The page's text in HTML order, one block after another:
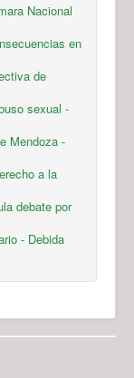
Nacional
en
de
sexual -
Mendoza -
a la
debate por
- Debida